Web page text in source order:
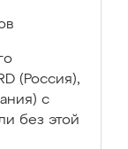
(Россия),
с
без этой